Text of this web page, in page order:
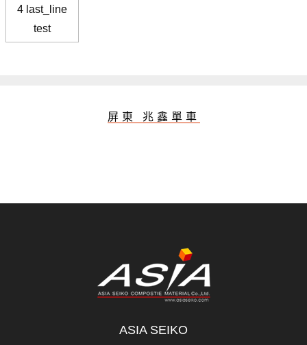
4 last_line
test
屏東 兆鑫單車
ASIA SEIKO